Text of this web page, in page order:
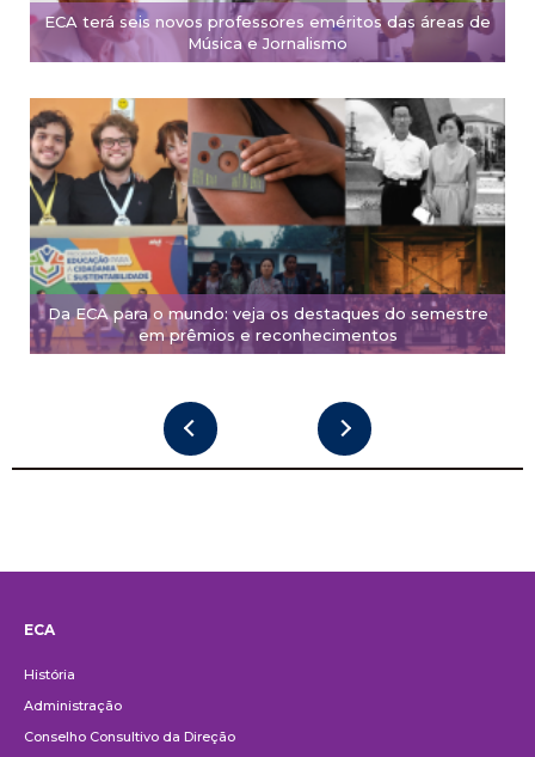
ECA terá seis novos professores eméritos das áreas de
Música e Jornalismo
Da ECA para o mundo: veja os destaques do semestre
em prêmios e reconhecimentos
ECA
História
Administração
Conselho Consultivo da Direção